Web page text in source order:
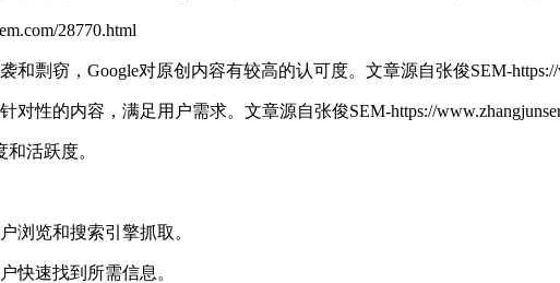
28770.html
和剽窃，Google对原创内容有较高的认可度。 文章源自张俊SEM-https://
对性的内容，满足用户需求。 文章源自张俊SEM-https://
活跃度。
浏览和搜索引擎抓取。
快速找到所需信息。